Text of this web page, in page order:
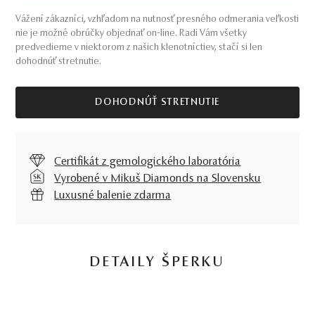
Vážení zákazníci, vzhľadom na nutnosť presného odmerania veľkosti
nie je možné obrúčky objednať on-line. Radi Vám všetky
predvedieme v niektorom z našich klenotníctiev, stačí si len
dohodnúť stretnutie.
DOHODNÚŤ STRETNUTIE
Certifikát z gemologického laboratória
Vyrobené v Mikuš Diamonds na Slovensku
Luxusné balenie zdarma
DETAILY ŠPERKU